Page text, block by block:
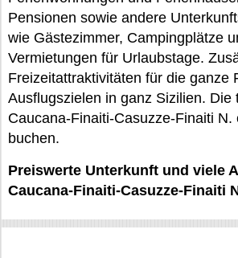
Pensionen sowie andere
wie Gästezimmer, Campingplätze
Vermietungen für Urlaubstage.
Freizeitattraktivitäten für die ganze
Ausflugszielen in ganz Sizilien. Die
Caucana-Finaiti-Casuzze-Finaiti N.
buchen.
Preiswerte Unterkunft und viele
Caucana-Finaiti-Casuzze-Finaiti